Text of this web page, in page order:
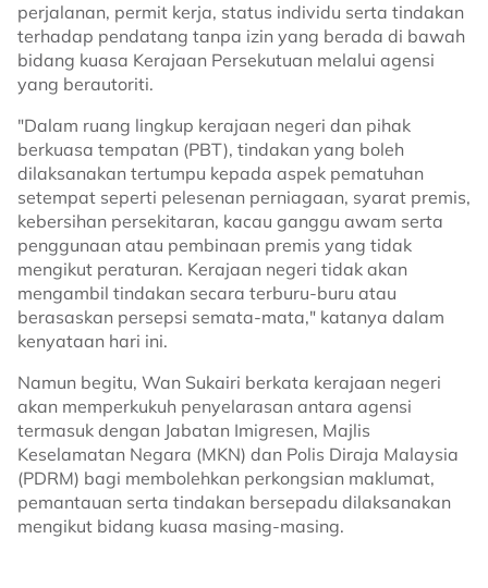
perjalanan, permit kerja, status individu serta tindakan
terhadap pendatang tanpa izin yang berada di bawah
bidang kuasa Kerajaan Persekutuan melalui agensi
yang berautoriti.
"Dalam ruang lingkup kerajaan negeri dan pihak
berkuasa tempatan (PBT), tindakan yang boleh
dilaksanakan tertumpu kepada aspek pematuhan
setempat seperti pelesenan perniagaan, syarat premis,
kebersihan persekitaran, kacau ganggu awam serta
penggunaan atau pembinaan premis yang tidak
mengikut peraturan. Kerajaan negeri tidak akan
mengambil tindakan secara terburu-buru atau
berasaskan persepsi semata-mata," katanya dalam
kenyataan hari ini.
Namun begitu, Wan Sukairi berkata kerajaan negeri
akan memperkukuh penyelarasan antara agensi
termasuk dengan Jabatan Imigresen, Majlis
Keselamatan Negara (MKN) dan Polis Diraja Malaysia
(PDRM) bagi membolehkan perkongsian maklumat,
pemantauan serta tindakan bersepadu dilaksanakan
mengikut bidang kuasa masing-masing.